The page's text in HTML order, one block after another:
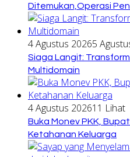
Ditemukan,Operasi
4 Agustus 20265
Siaga Langit:
Multidomain
4 Agustus 202611 Lihat
Buka Monev PKK,
Ketahanan Keluarga